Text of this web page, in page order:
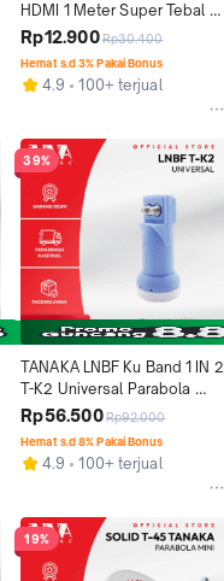
HDMI 1 Meter Super Tebal
Tahan Lama Kabel Murah
Rp12.900Rp30.400
Hemat s.d 3% Pakai Bonus
4.9 100+ terjual
39%
TANAKA LNBF Ku Band 1 IN 2
T-K2 Universal Parabola
Sinyal Kuat Tahan Hujan
Original Garansi Resmi 1
Tahun
Rp56.500Rp92.000
Hemat s.d 8% Pakai Bonus
4.9 100+ terjual
19%